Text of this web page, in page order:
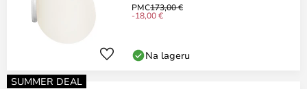
PMC173,00 €
-18,00 €
Na lageru
SUMMER DEAL